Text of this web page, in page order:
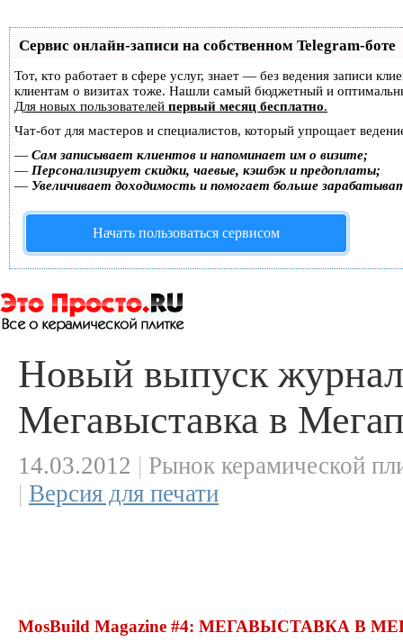
Сервис онлайн-записи на собственном Telegram-боте
Тот, кто работает в сфере услуг, знает — без ведения записи
клиентам о визитах тоже. Нашли самый бюджетный и
Для новых пользователей первый месяц бесплатно.
Чат-бот для мастеров и специалистов, который упрощает
— Сам записывает клиентов и напоминает им о визите;
— Персонализирует скидки, чаевые, кэшбэк и предоплаты;
— Увеличивает доходимость и помогает больше
Начать пользоваться сервисом
Новый выпуск
Мегавыставка в
14.03.2012 | Рынок керамической
| Версия для печати
MosBuild Magazine #4: МЕГАВЫСТАВКА В